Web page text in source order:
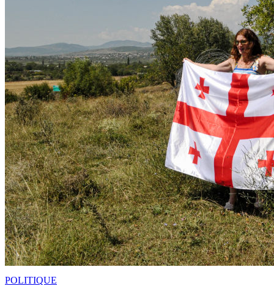
POLITIQUE